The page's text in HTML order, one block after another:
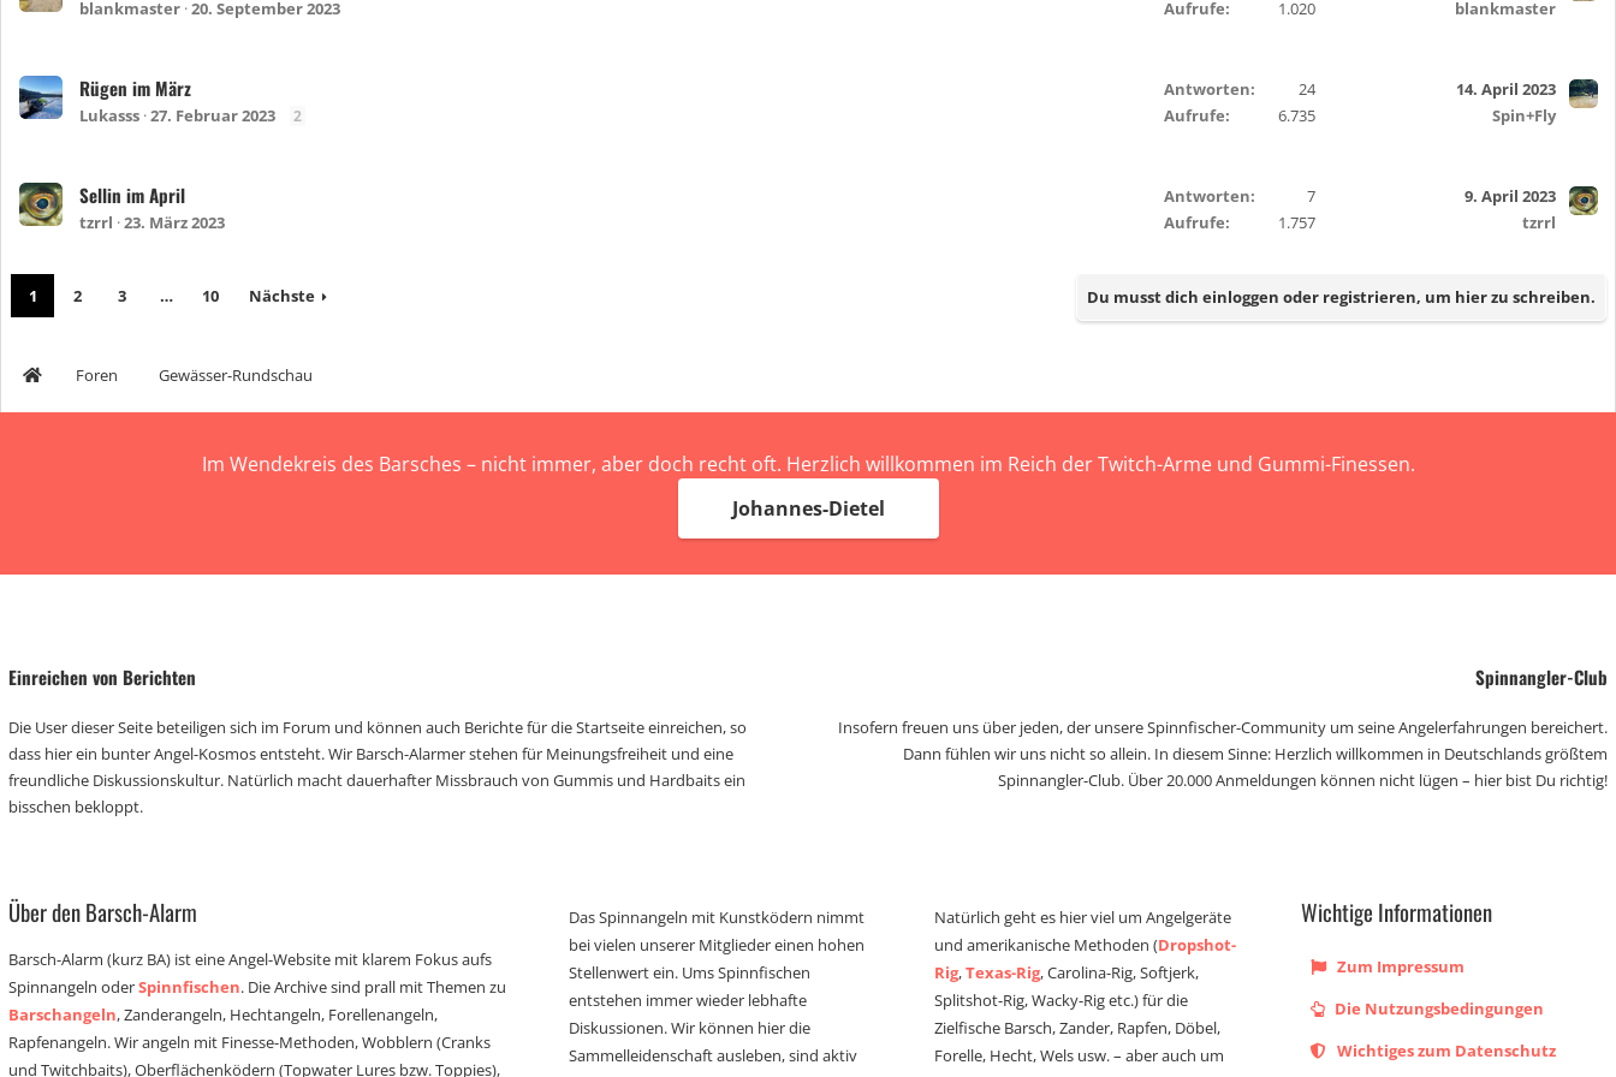
blankmaster 20. September 2023
Aufrufe
1.020
blankmaster
Rügen im März
Lukasss 27. Februar 2023 2
Antworten
24
Aufrufe
6.735
14. April 2023
Spin+Fly
Sellin im April
tzrrl 23. März 2023
Antworten
7
Aufrufe
1.757
9. April 2023
tzrrl
1 2 3 … 10 Nächste Du musst dich einloggen oder registrieren, um hier zu schreiben.
Foren Gewässer-Rundschau
Im Wendekreis des Barsches – nicht immer, aber doch recht oft. Herzlich willkommen im Reich der Twitch-Arme und Gummi-Finessen.
Johannes-Dietel
Einreichen von Berichten
Die User dieser Seite beteiligen sich im Forum und können auch Berichte für die Startseite einreichen, so
dass hier ein bunter Angel-Kosmos entsteht. Wir Barsch-Alarmer stehen für Meinungsfreiheit und eine
freundliche Diskussionskultur. Natürlich macht dauerhafter Missbrauch von Gummis und Hardbaits ein
bisschen bekloppt.
Spinnangler-Club
Insofern freuen uns über jeden, der unsere Spinnfischer-Community um seine Angelerfahrungen bereichert.
Dann fühlen wir uns nicht so allein. In diesem Sinne: Herzlich willkommen in Deutschlands größtem
Spinnangler-Club. Über 20.000 Anmeldungen können nicht lügen – hier bist Du richtig!
Über den Barsch-Alarm
Barsch-Alarm (kurz BA) ist eine Angel-Website mit klarem Fokus aufs
Spinnangeln oderSpinnfischen. Die Archive sind prall mit Themen zu
Barschangeln, Zanderangeln, Hechtangeln, Forellenangeln,
Rapfenangeln. Wir angeln mit Finesse-Methoden, Wobblern (Cranks
und Twitchbaits), Oberflächenködern (Topwater Lures bzw. Toppies),
Das Spinnangeln mit Kunstködern nimmt
bei vielen unserer Mitglieder einen hohen
Stellenwert ein. Ums Spinnfischen
entstehen immer wieder lebhafte
Diskussionen. Wir können hier die
Sammelleidenschaft ausleben, sind aktiv
Natürlich geht es hier viel um Angelgeräte
und amerikanische Methoden (Dropshot-
Rig,Texas-Rig, Carolina-Rig, Softjerk,
Splitshot-Rig, Wacky-Rig etc.) für die
Zielfische Barsch, Zander, Rapfen, Döbel,
Forelle, Hecht, Wels usw. – aber auch um
Wichtige Informationen
Zum Impressum
Die Nutzungsbedingungen
Wichtiges zum Datenschutz